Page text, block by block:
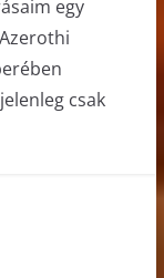
egy
csak